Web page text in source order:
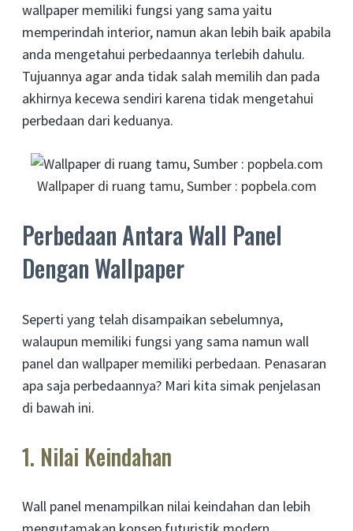
wallpaper memiliki fungsi yang sama yaitu
memperindah interior, namun akan lebih baik apabila
anda mengetahui perbedaannya terlebih dahulu.
Tujuannya agar anda tidak salah memilih dan pada
akhirnya kecewa sendiri karena tidak mengetahui
perbedaan dari keduanya.
Wallpaper di ruang tamu, Sumber : popbela.com
Perbedaan Antara Wall Panel
Dengan Wallpaper
Seperti yang telah disampaikan sebelumnya,
walaupun memiliki fungsi yang sama namun wall
panel dan wallpaper memiliki perbedaan. Penasaran
apa saja perbedaannya? Mari kita simak penjelasan
di bawah ini.
1. Nilai Keindahan
Wall panel menampilkan nilai keindahan dan lebih